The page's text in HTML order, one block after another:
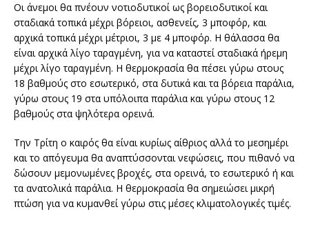
Οι άνεµοι θα πνέουν νοτιοδυτικοί ως βορειοδυτικοί και
σταδιακά τοπικά µέχρι βόρειοι, ασθενείς, 3 µποφόρ, και
αρχικά τοπικά µέχρι µέτριοι, 3 µε 4 µποφόρ. Η θάλασσα θα
είναι αρχικά λίγο ταραγµένη, για να καταστεί σταδιακά ήρεµη
µέχρι λίγο ταραγµένη. Η θερµοκρασία θα πέσει γύρω στους
18 βαθµούς στο εσωτερικό, στα δυτικά και τα βόρεια παράλια,
γύρω στους 19 στα υπόλοιπα παράλια και γύρω στους 12
βαθµούς στα ψηλότερα ορεινά.
Την Τρίτη ο καιρός θα είναι κυρίως αίθριος αλλά το µεσηµέρι
και το απόγευµα θα αναπτύσσονται νεφώσεις, που πιθανό να
δώσουν µεµονωµένες βροχές, στα ορεινά, το εσωτερικό ή και
τα ανατολικά παράλια. Η θερµοκρασία θα σηµειώσει µικρή
πτώση για να κυµανθεί γύρω στις µέσες κλιµατολογικές τιµές.